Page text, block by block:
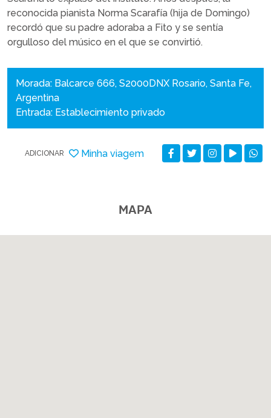
reconocida pianista Norma Scarafía (hija de Domingo)
recordó que su padre adoraba a Fito y se sentía
orgulloso del músico en el que se convirtió.
Morada: Balcarce 666, S2000DNX Rosario, Santa Fe,
Argentina
Entrada: Establecimiento privado
ADICIONAR Minha viagem
MAPA